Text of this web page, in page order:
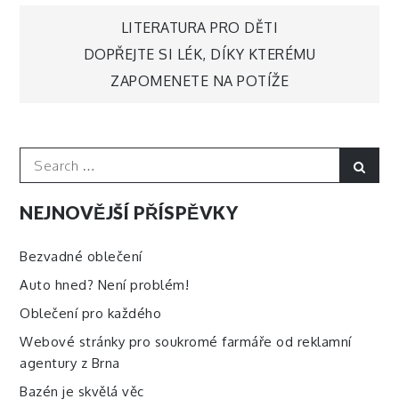
Navigace
LITERATURA PRO DĚTI
DOPŘEJTE SI LÉK, DÍKY KTERÉMU
ZAPOMENETE NA POTÍŽE
Search
for:
NEJNOVĚJŠÍ PŘÍSPĚVKY
Bezvadné oblečení
Auto hned? Není problém!
Oblečení pro každého
Webové stránky pro soukromé farmáře od reklamní
agentury z Brna
Bazén je skvělá věc